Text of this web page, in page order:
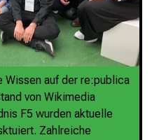
Wissen auf der re:publica
von Wikimedia
F5 wurden aktuelle
Zahlreiche